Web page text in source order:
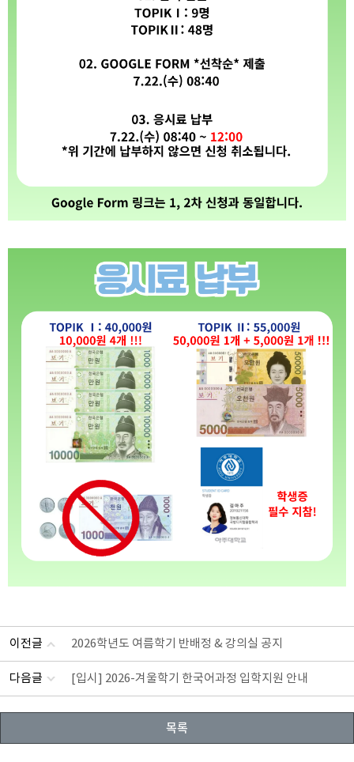
이전글 2026학년도 여름학기 반배정 & 강의실 공지
다음글 [입시] 2026-겨울학기 한국어과정 입학지원 안내
목록